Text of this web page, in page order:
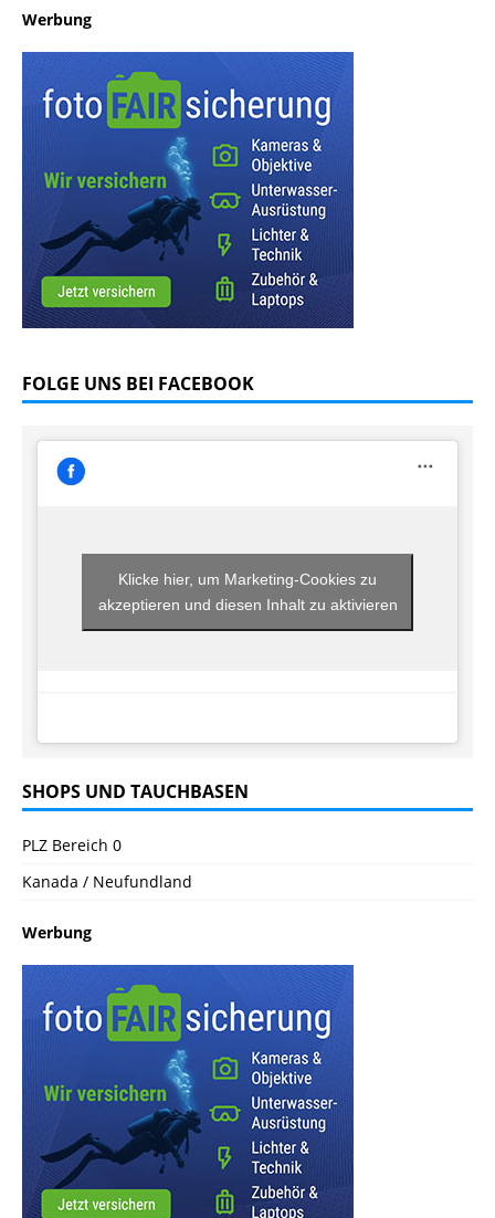
Werbung
FOLGE UNS BEI FACEBOOK
Klicke hier, um Marketing-Cookies zu
akzeptieren und diesen Inhalt zu aktivieren
SHOPS UND TAUCHBASEN
PLZ Bereich 0
Kanada / Neufundland
Werbung